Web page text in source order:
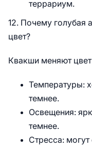
террариум.
12. Почему голубая
цвет?
Квакши меняют
Температуры:
темнее.
Освещения:
темнее.
Стресса: могут